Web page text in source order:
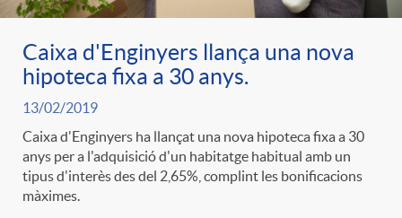
Caixa d'Enginyers llança una nova
hipoteca fixa a 30 anys.
13/02/2019
Caixa d'Enginyers ha llançat una nova hipoteca fixa a 30
anys per a l'adquisició d'un habitatge habitual amb un
tipus d'interès des del 2,65%, complint les bonificacions
màximes.